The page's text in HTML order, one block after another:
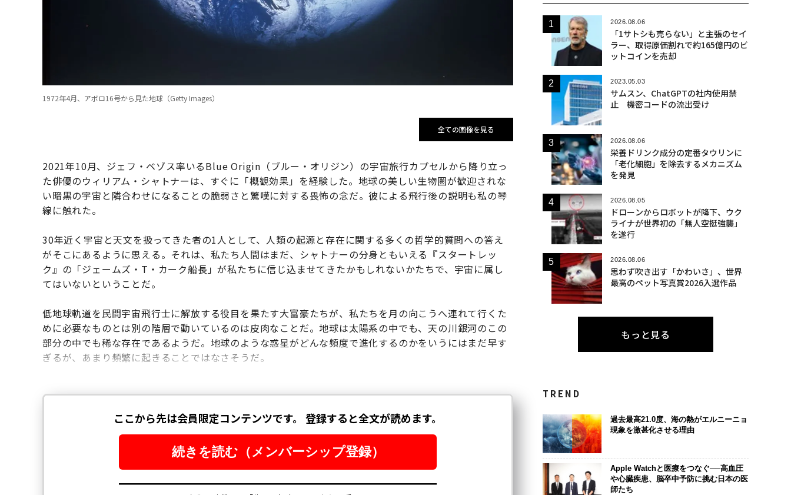
1972年4月、アボロ16号から見た地球（Getty Images）
全ての画像を見る
2021年10月、ジェフ・ベゾス率いるBlue Origin（ブルー・オリジン）の宇宙旅行カプセルから降り立っ
た俳優のウィリアム・シャトナーは、すぐに「概観効果」を経験した。地球の美しい生物圏が歓迎されな
い暗黒の宇宙と隣合わせになることの脆弱さと驚嘆に対する畏怖の念だ。彼による飛行後の説明も私の琴
線に触れた。
30年近く宇宙と天文を扱ってきた者の1人として、人類の起源と存在に関する多くの哲学的質問への答え
がそこにあるように思える。それは、私たち人間はまだ、シャトナーの分身ともいえる『スタートレッ
ク』の「ジェームズ・T・カーク船長」が私たちに信じ込ませてきたかもしれないかたちで、宇宙に属し
てはいないということだ。
低地球軌道を民間宇宙飛行士に解放する役目を果たす大富豪たちが、私たちを月の向こうへ連れて行くた
めに必要なものとは別の階層で動いているのは皮肉なことだ。地球は太陽系の中でも、天の川銀河のこの
部分の中でも稀な存在であるようだ。地球のような惑星がどんな頻度で進化するのかをいうにはまだ早す
ぎるが、あまり頻繁に起きることではなさそうだ。
2026.08.06
「1サトシも売らない」と主張のセイ
ラー、取得原価割れで約165億円のビ
ットコインを売却
2023.05.03
サムスン、ChatGPTの社内使用禁
止 機密コードの流出受け
2026.08.06
栄養ドリンク成分の定番タウリンに
「老化細胞」を除去するメカニズム
を発見
2026.08.05
ドローンからロボットが降下、ウク
ライナが世界初の「無人空挺強襲」
を遂行
2026.08.06
思わず吹き出す「かわいさ」、世界
最高のペット写真賞2026入選作品
もっと見る
TREND
過去最高21.0度、海の熱がエルニーニョ
現象を激甚化させる理由
Apple Watchと医療をつなぐ──高血圧
や心臓疾患、脳卒中予防に挑む日本の医
師たち